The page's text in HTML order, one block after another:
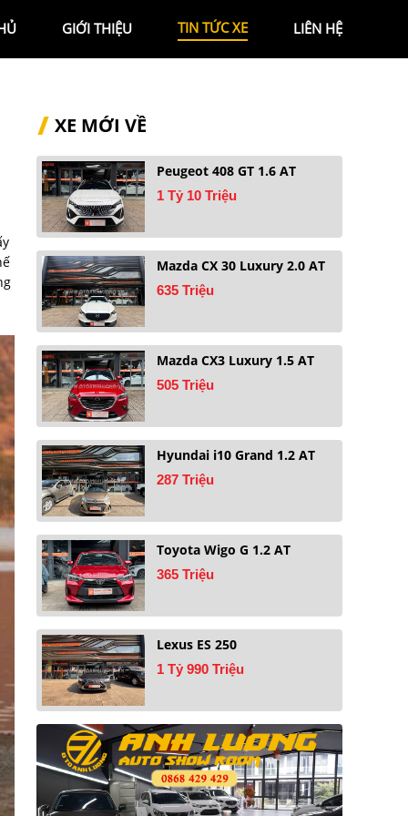
GIỚI THIỆU TIN TỨC XE LIÊN HỆ
XE MỚI VỀ
Peugeot 408 GT 1.6 AT
1 Tỷ 10 Triệu
Mazda CX 30 Luxury 2.0 AT
635 Triệu
Mazda CX3 Luxury 1.5 AT
505 Triệu
Hyundai i10 Grand 1.2 AT
287 Triệu
Toyota Wigo G 1.2 AT
365 Triệu
Lexus ES 250
1 Tỷ 990 Triệu